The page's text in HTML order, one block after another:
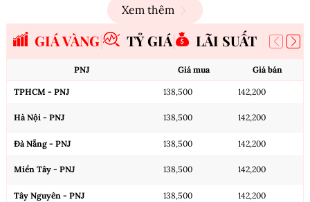
Xem thêm
GIÁ VÀNG TỶ GIÁ LÃI SUẤT
PNJ Giá mua Giá bán
TPHCM - PNJ 138,500 142,200
Hà Nội - PNJ 138,500 142,200
Đà Nẵng - PNJ 138,500 142,200
Miền Tây - PNJ 138,500 142,200
Tây Nguyên - PNJ 138,500 142,200